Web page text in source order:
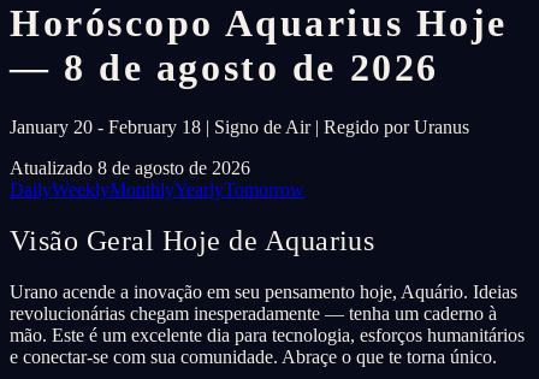
Horóscopo Aquarius Hoje
— 8 de agosto de 2026
January 20 - February 18 | Signo de Air | Regido por Uranus
Atualizado 8 de agosto de 2026
DailyWeeklyMonthlyYearlyTomorrow
Visão Geral Hoje de Aquarius
Urano acende a inovação em seu pensamento hoje, Aquário. Ideias
revolucionárias chegam inesperadamente — tenha um caderno à
mão. Este é um excelente dia para tecnologia, esforços humanitários
e conectar-se com sua comunidade. Abraçe o que te torna único.